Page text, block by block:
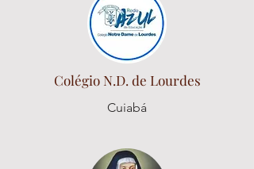
Colégio N.D. de Lourdes
Cuiabá